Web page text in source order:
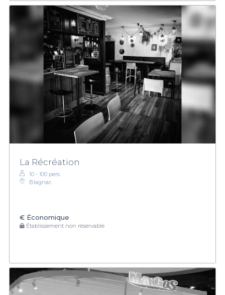
La Récréation
10 - 100 pers.
Blagnac
€ Économique
Établissement non réservable